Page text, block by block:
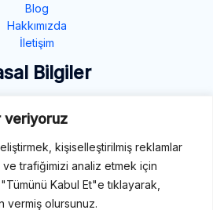
veriyoruz
kişiselleştirilmiş reklamlar
trafiğimizi analiz etmek için
Kabul Et"e tıklayarak,
vermiş olursunuz.
Blog
Hakkımızda
İletişim
Bilgiler
Politikası
Çerez Politikası
ve Koşullar
İletişim